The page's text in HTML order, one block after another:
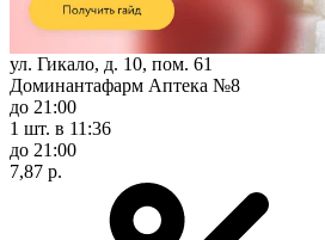
ул. Гикало, д. 10, пом. 61
Доминантафарм Аптека №8
до 21:00
1 шт. в 11:36
до 21:00
7,87 р.